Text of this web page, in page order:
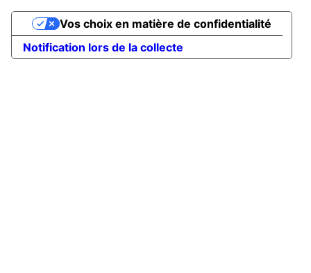
Notification lors de la collecte
Vos choix en matière de confidentialité